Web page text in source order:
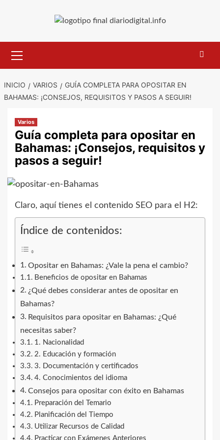
primario
INICIO VARIOS
GUÍA COMPLETA PARA OPOSITAR EN
BAHAMAS: ¡CONSEJOS, REQUISITOS Y PASOS A SEGUIR!
Varios
Guía completa para opositar en
Bahamas: ¡Consejos, requisitos y
pasos a seguir!
Claro, aquí tienes el contenido SEO para el H2:
Índice de contenidos:
Opositar en Bahamas: ¿Vale la pena el cambio?
Beneficios de opositar en Bahamas
¿Qué debes considerar antes de opositar en
Bahamas?
Requisitos para opositar en Bahamas: ¿Qué
necesitas saber?
1. Nacionalidad
2. Educación y formación
3. Documentación y certificados
4. Conocimientos del idioma
Consejos para opositar con éxito en Bahamas
Preparación del Temario
Planificación del Tiempo
Utilizar Recursos de Calidad
Practicar con Exámenes Anteriores